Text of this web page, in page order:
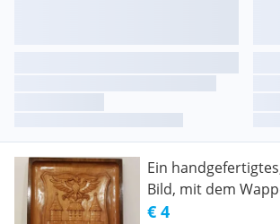
Ein
Bild, mit dem
Wittenberg, in
€ 4